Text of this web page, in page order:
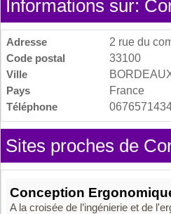
Informations sur:
Adresse
2 rue du
Code postal
33100
Ville
Pays
France
Téléphone
Sites proches de
Conception
A la croisée de l’ingénierie et de